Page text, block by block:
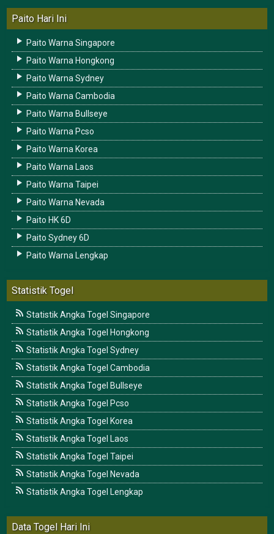
Paito Hari Ini
Paito Warna Singapore
Paito Warna Hongkong
Paito Warna Sydney
Paito Warna Cambodia
Paito Warna Bullseye
Paito Warna Pcso
Paito Warna Korea
Paito Warna Laos
Paito Warna Taipei
Paito Warna Nevada
Paito HK 6D
Paito Sydney 6D
Paito Warna Lengkap
Statistik Togel
Statistik Angka Togel Singapore
Statistik Angka Togel Hongkong
Statistik Angka Togel Sydney
Statistik Angka Togel Cambodia
Statistik Angka Togel Bullseye
Statistik Angka Togel Pcso
Statistik Angka Togel Korea
Statistik Angka Togel Laos
Statistik Angka Togel Taipei
Statistik Angka Togel Nevada
Statistik Angka Togel Lengkap
Data Togel Hari Ini